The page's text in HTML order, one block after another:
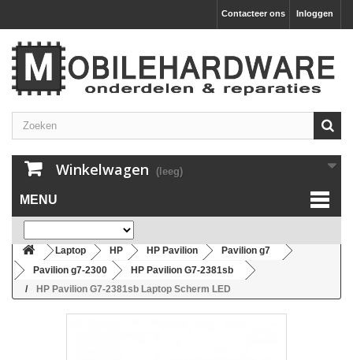
Inloggen
Contacteer ons
Winkelwagen (leeg)
MENU
Laptop HP HP Pavilion
Pavilion g7
Pavilion g7-2300
HP Pavilion G7-2381sb
HP Pavilion G7-2381sb Laptop Scherm LED